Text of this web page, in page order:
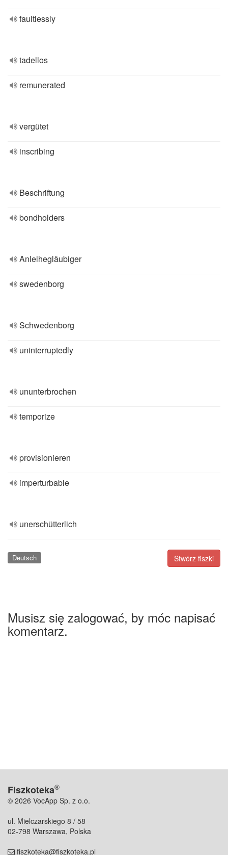
faultlessly
tadellos
remunerated
vergütet
inscribing
Beschriftung
bondholders
Anleihegläubiger
swedenborg
Schwedenborg
uninterruptedly
ununterbrochen
temporize
provisionieren
imperturbable
unerschütterlich
Stwórz fiszki
Deutsch
Musisz się zalogować, by móc napisać
komentarz.
Fiszkoteka®
© 2026 VocApp Sp. z o.o.
ul. Mielczarskiego 8 / 58
02-798 Warszawa, Polska
fiszkoteka@fiszkoteka.pl